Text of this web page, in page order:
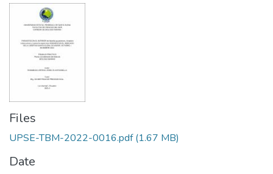
Files
UPSE-TBM-2022-0016.pdf(1.67 MB)
Date